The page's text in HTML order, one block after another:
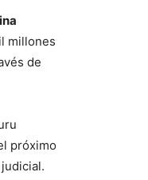
millones
de
próximo